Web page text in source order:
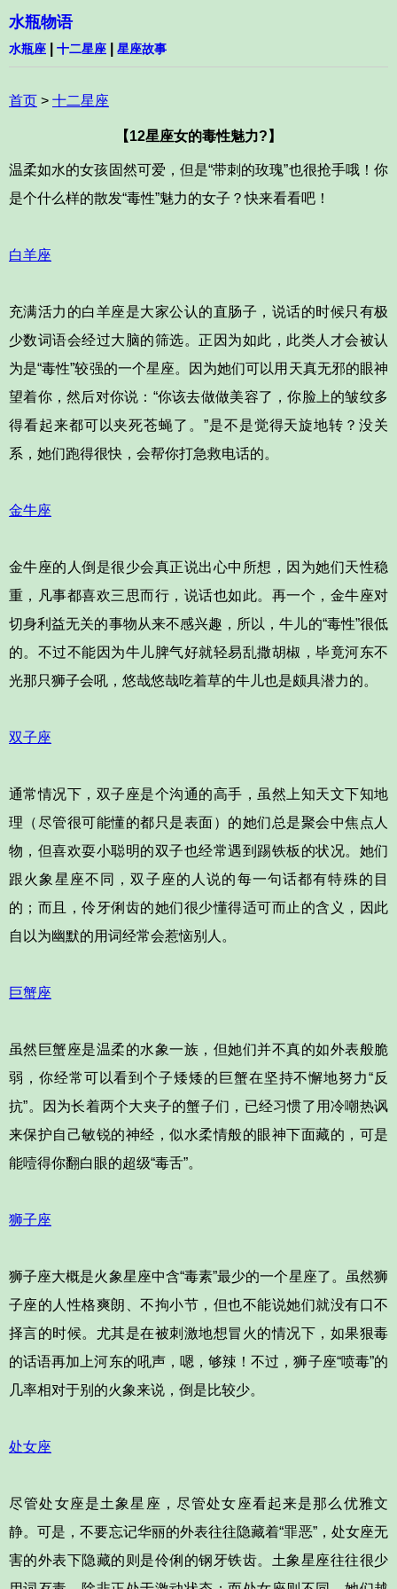
水瓶物语
水瓶座 十二星座 星座故事
首页 > 十二星座
【12星座女的毒性魅力?】
温柔如水的女孩固然可爱，但是“带刺的玫瑰”也很抢手哦！你
是个什么样的散发“毒性”魅力的女子？快来看看吧！
白羊座
充满活力的白羊座是大家公认的直肠子，说话的时候只有极
少数词语会经过大脑的筛选。正因为如此，此类人才会被认
为是“毒性”较强的一个星座。因为她们可以用天真无邪的眼神
望着你，然后对你说：“你该去做做美容了，你脸上的皱纹多
得看起来都可以夹死苍蝇了。”是不是觉得天旋地转？没关
系，她们跑得很快，会帮你打急救电话的。
金牛座
金牛座的人倒是很少会真正说出心中所想，因为她们天性稳
重，凡事都喜欢三思而行，说话也如此。再一个，金牛座对
切身利益无关的事物从来不感兴趣，所以，牛儿的“毒性”很低
的。不过不能因为牛儿脾气好就轻易乱撒胡椒，毕竟河东不
光那只狮子会吼，悠哉悠哉吃着草的牛儿也是颇具潜力的。
双子座
通常情况下，双子座是个沟通的高手，虽然上知天文下知地
理（尽管很可能懂的都只是表面）的她们总是聚会中焦点人
物，但喜欢耍小聪明的双子也经常遇到踢铁板的状况。她们
跟火象星座不同，双子座的人说的每一句话都有特殊的目
的；而且，伶牙俐齿的她们很少懂得适可而止的含义，因此
自以为幽默的用词经常会惹恼别人。
巨蟹座
虽然巨蟹座是温柔的水象一族，但她们并不真的如外表般脆
弱，你经常可以看到个子矮矮的巨蟹在坚持不懈地努力“反
抗”。因为长着两个大夹子的蟹子们，已经习惯了用冷嘲热讽
来保护自己敏锐的神经，似水柔情般的眼神下面藏的，可是
能噎得你翻白眼的超级“毒舌”。
狮子座
狮子座大概是火象星座中含“毒素”最少的一个星座了。虽然狮
子座的人性格爽朗、不拘小节，但也不能说她们就没有口不
择言的时候。尤其是在被刺激地想冒火的情况下，如果狠毒
的话语再加上河东的吼声，嗯，够辣！不过，狮子座“喷毒”的
几率相对于别的火象来说，倒是比较少。
处女座
尽管处女座是土象星座，尽管处女座看起来是那么优雅文
静。可是，不要忘记华丽的外表往往隐藏着“罪恶”，处女座无
害的外表下隐藏的则是伶俐的钢牙铁齿。土象星座往往很少